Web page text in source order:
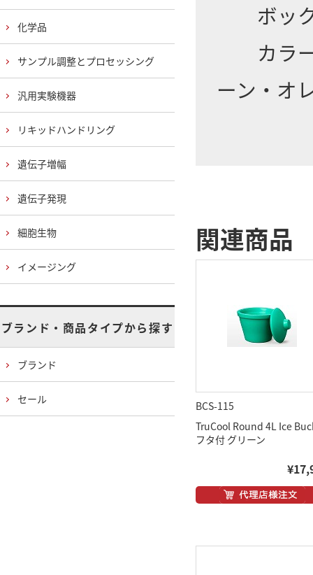
ボック
カラー
ーン・オ
関連商品
BCS-115
TruCool Round 4L Ice
フタ付 グリーン
化学品
サンプル調整とプロセッシング
汎用実験機器
リキッドハンドリング
遺伝子増幅
遺伝子発現
細胞生物
イメージング
ブランド・商品タイプから探す
ブランド
セール